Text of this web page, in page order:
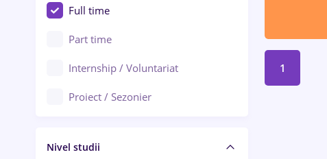
Arad
Baia Mare
Bârlad
Bistrița (Bistrița-Năsăud)
Au pair / Babysitter / Curățenie
Audit / Consultanță
Auto / Echipamente
Automatizări
Cercetare - dezvoltare
Full time
Part time
Internship / Voluntariat
Proiect / Sezonier
Nivel studii
1